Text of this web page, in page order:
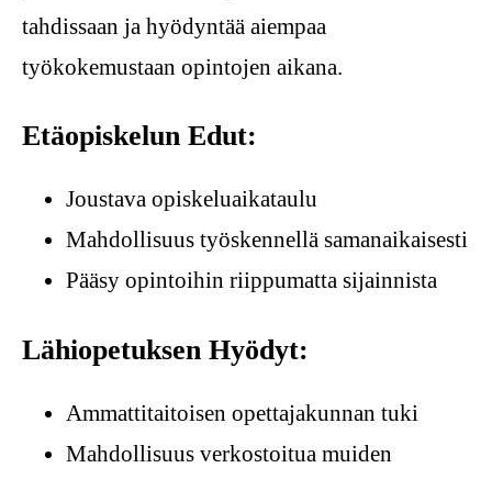
tahdissaan ja hyödyntää aiempaa
työkokemustaan opintojen aikana.
Etäopiskelun Edut:
Joustava opiskeluaikataulu
Mahdollisuus työskennellä samanaikaisesti
Pääsy opintoihin riippumatta sijainnista
Lähiopetuksen Hyödyt:
Ammattitaitoisen opettajakunnan tuki
Mahdollisuus verkostoitua muiden